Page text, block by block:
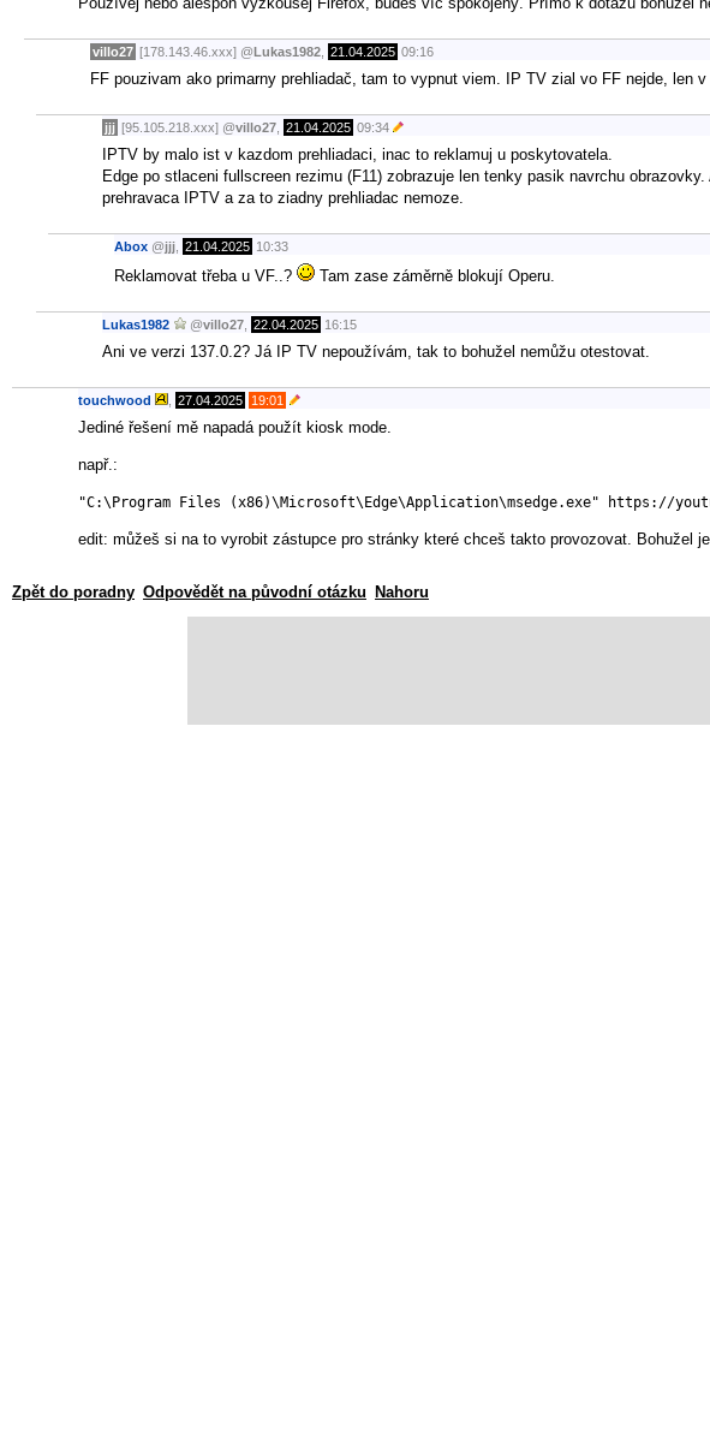
villo27 [178.143.46.xxx] @Lukas1982 21.04.2025 09:16
FF pouzivam ako primarny prehliadač, tam to vypnut viem. IP TV zial vo FF nejde, len v
jjj [95.105.218.xxx] @villo27 21.04.2025 09:34
IPTV by malo ist v kazdom prehliadaci, inac to reklamuj u poskytovatela.
Edge po stlaceni fullscreen rezimu (F11) zobrazuje len tenky pasik navrchu
prehravaca IPTV a za to ziadny prehliadac nemoze.
Abox @jjj 21.04.2025 10:33
Reklamovat třeba u VF..? Tam zase záměrně blokují Operu.
Lukas1982 @villo27 22.04.2025 16:15
Ani ve verzi 137.0.2? Já IP TV nepoužívám, tak to bohužel nemůžu otestovat.
touchwood 27.04.2025 19:01
Jediné řešení mě napadá použít kiosk mode.
např.:
"C:\Program Files (x86)\Microsoft\Edge\Application\msedge.exe" https://
edit: můžeš si na to vyrobit zástupce pro stránky které chceš takto provozovat. Bohužel
Zpět do poradny Odpovědět na původní otázku Nahoru